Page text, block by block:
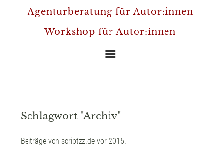
Agenturberatung für Autor:innen
Workshop für Autor:innen
Schlagwort "Archiv"
Beiträge von scriptzz.de vor 2015.